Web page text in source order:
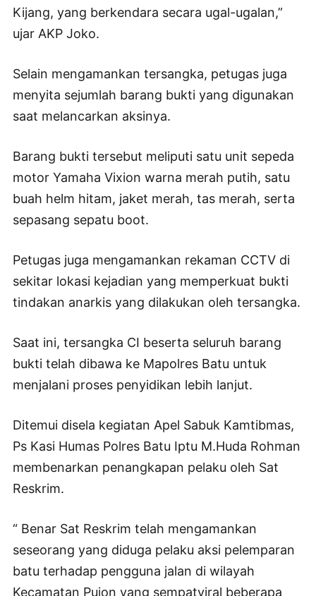
Kijang, yang berkendara secara ugal-ugalan,”
ujar AKP Joko.
Selain mengamankan tersangka, petugas juga
menyita sejumlah barang bukti yang digunakan
saat melancarkan aksinya.
Barang bukti tersebut meliputi satu unit sepeda
motor Yamaha Vixion warna merah putih, satu
buah helm hitam, jaket merah, tas merah, serta
sepasang sepatu boot.
Petugas juga mengamankan rekaman CCTV di
sekitar lokasi kejadian yang memperkuat bukti
tindakan anarkis yang dilakukan oleh tersangka.
Saat ini, tersangka CI beserta seluruh barang
bukti telah dibawa ke Mapolres Batu untuk
menjalani proses penyidikan lebih lanjut.
Ditemui disela kegiatan Apel Sabuk Kamtibmas,
Ps Kasi Humas Polres Batu Iptu M.Huda Rohman
membenarkan penangkapan pelaku oleh Sat
Reskrim.
“ Benar Sat Reskrim telah mengamankan
seseorang yang diduga pelaku aksi pelemparan
batu terhadap pengguna jalan di wilayah
Kecamatan Pujon yang sempatviral beberapa